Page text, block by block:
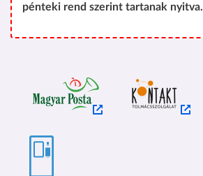
pénteki rend szerint tartanak nyitva.